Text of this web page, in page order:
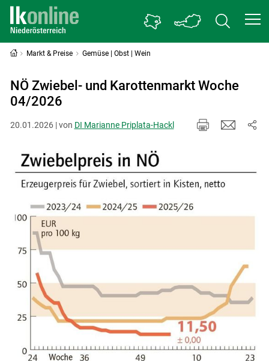
Markt & Preise Gemüse | Obst | Wein
NÖ Zwiebel- und Karottenmarkt Woche
04/2026
20.01.2026 | von DI Marianne Priplata-Hackl